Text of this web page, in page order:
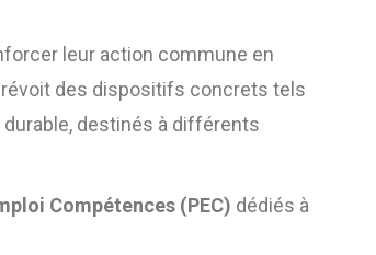
leur action commune en
des dispositifs concrets tels
destinés à différents
Compétences (PEC) dédiés à